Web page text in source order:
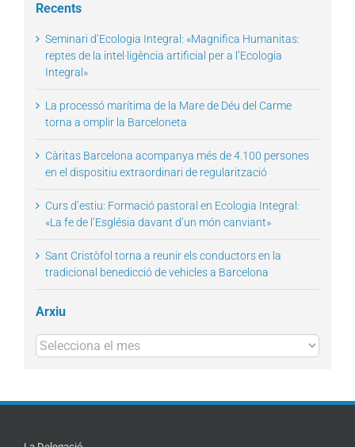
Recents
Seminari d’Ecologia Integral: «Magnifica Humanitas:
reptes de la intel·ligència artificial per a l’Ecologia
Integral»
La processó marítima de la Mare de Déu del Carme
torna a omplir la Barceloneta
Càritas Barcelona acompanya més de 4.100 persones
en el dispositiu extraordinari de regularització
Curs d’estiu: Formació pastoral en Ecologia Integral:
«La fe de l’Església davant d’un món canviant»
Sant Cristòfol torna a reunir els conductors en la
tradicional benedicció de vehicles a Barcelona
Arxiu
Arxius